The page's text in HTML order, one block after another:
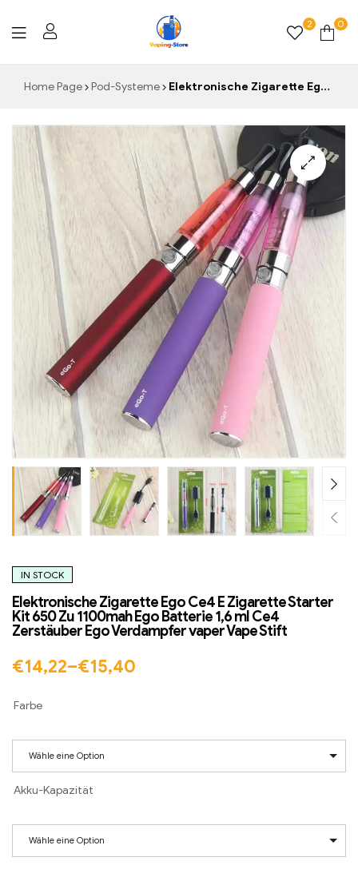
2 0
Home Page Pod-Systeme Elektronische Zigarette Ego Ce4 E Zigarette Starter Kit 650 Zu 1100mah Ego Batterie 1,6 ml Ce4 Zerstäuber Ego Verdampfer vaper Vape Stift
IN STOCK
Elektronische Zigarette Ego Ce4 E Zigarette Starter
Kit 650 Zu 1100mah Ego Batterie 1,6 ml Ce4
Zerstäuber Ego Verdampfer vaper Vape Stift
€14,22–€15,40
Farbe
Wähle eine Option
Akku-Kapazität
Wähle eine Option